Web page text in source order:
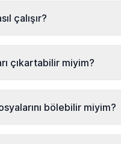
çalışır?
çıkartabilir miyim?
bölebilir miyim?